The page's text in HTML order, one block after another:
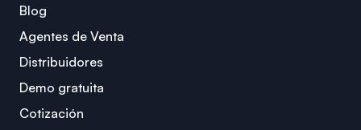
Blog
Agentes de Venta
Distribuidores
Demo gratuita
Cotización